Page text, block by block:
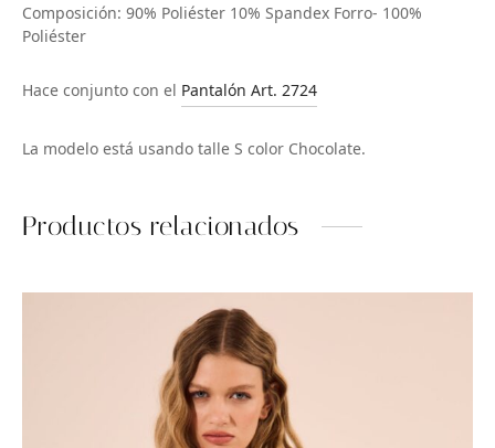
Composición: 90% Poliéster 10% Spandex Forro- 100%
Poliéster
Hace conjunto con el Pantalón Art. 2724
La modelo está usando talle S color Chocolate.
Productos relacionados